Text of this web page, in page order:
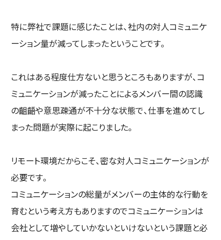
特に弊社で課題に感じたことは、社内の対人コミュニケ
ーション量が減ってしまったということです。
これはある程度仕方ないと思うところもありますが、コ
ミュニケーションが減ったことによるメンバー間の認識
の齟齬や意思疎通が不十分な状態で、仕事を進めてし
まった問題が実際に起こりました。
リモート環境だからこそ、密な対人コミュニケーションが
必要です。
コミュニケーションの総量がメンバーの主体的な行動を
育むという考え方もありますのでコミュニケーションは
会社として増やしていかないといけないという課題と必